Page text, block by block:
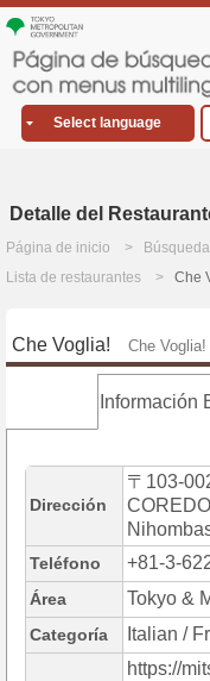
Select language
Detalle del
Página de inicio
Lista de restaurantes
Che
Che Voglia! Che Voglia!
Información
Dirección
〒103-
Teléfono +81-3-
Área Tokyo &
Categoría Italian /
https://